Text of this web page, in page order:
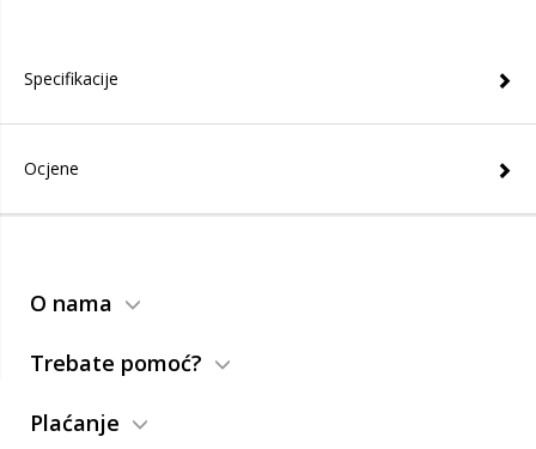
Specifikacije
Ocjene
O nama
Trebate pomoć?
Plaćanje